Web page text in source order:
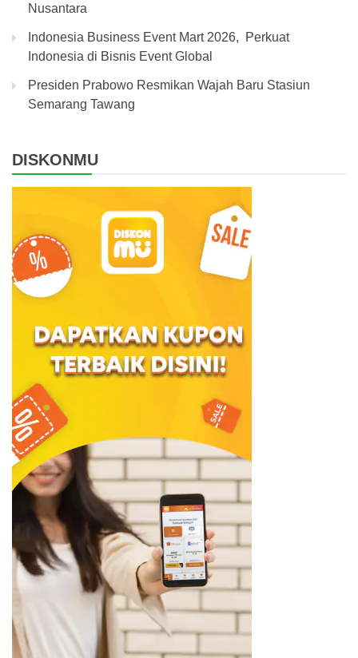
Nusantara
Indonesia Business Event Mart 2026, Perkuat
Indonesia di Bisnis Event Global
Presiden Prabowo Resmikan Wajah Baru Stasiun
Semarang Tawang
DISKONMU